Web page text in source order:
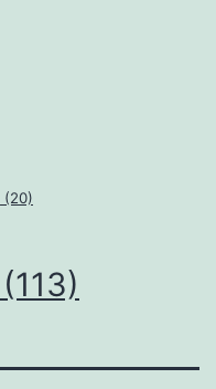
(20)
(113)